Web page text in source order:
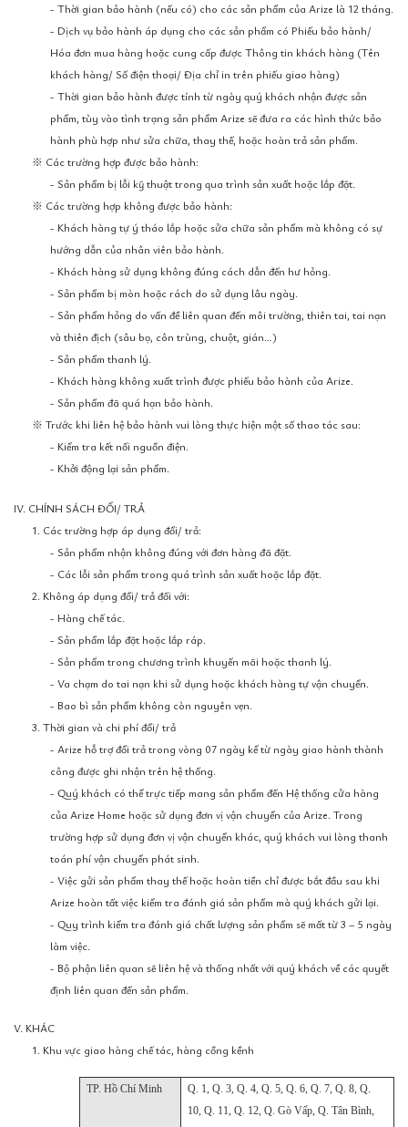
- Thời gian bảo hành (nếu có) cho các sản phẩm của Arize là 12 tháng.
- Dịch vụ bảo hành áp dụng cho các sản phẩm có Phiếu bảo hành/
Hóa đơn mua hàng hoặc cung cấp được Thông tin khách hàng (Tên
khách hàng/ Số điện thoại/ Địa chỉ in trên phiếu giao hàng)
- Thời gian bảo hành được tính từ ngày quý khách nhận được sản
phẩm, tùy vào tình trạng sản phẩm Arize sẽ đưa ra các hình thức bảo
hành phù hợp như sửa chữa, thay thế, hoặc hoàn trả sản phẩm.
※ Các trường hợp được bảo hành:
- Sản phẩm bị lỗi kỹ thuật trong qua trình sản xuất hoặc lắp đặt.
※ Các trường hợp không được bảo hành:
- Khách hàng tự ý tháo lắp hoặc sửa chữa sản phẩm mà không có sự
hướng dẫn của nhân viên bảo hành.
- Khách hàng sử dụng không đúng cách dẫn đến hư hỏng.
- Sản phẩm bị mòn hoặc rách do sử dụng lâu ngày.
- Sản phẩm hỏng do vấn đề liên quan đến môi trường, thiên tai, tai nạn
và thiên địch (sâu bọ, côn trùng, chuột, gián…)
- Sản phẩm thanh lý.
- Khách hàng không xuất trình được phiếu bảo hành của Arize.
- Sản phẩm đã quá hạn bảo hành.
※ Trước khi liên hệ bảo hành vui lòng thực hiện một số thao tác sau:
- Kiểm tra kết nối nguồn điện.
- Khởi động lại sản phẩm.
IV. CHÍNH SÁCH ĐỔI/ TRẢ
1. Các trường hợp áp dụng đổi/ trả:
- Sản phẩm nhận không đúng với đơn hàng đã đặt.
- Các lỗi sản phẩm trong quá trình sản xuất hoặc lắp đặt.
2. Không áp dụng đổi/ trả đối với:
- Hàng chế tác.
- Sản phẩm lắp đặt hoặc lắp ráp.
- Sản phẩm trong chương trình khuyến mãi hoặc thanh lý.
- Va chạm do tai nạn khi sử dụng hoặc khách hàng tự vận chuyển.
- Bao bì sản phẩm không còn nguyên vẹn.
3. Thời gian và chi phí đổi/ trả
- Arize hỗ trợ đổi trả trong vòng 07 ngày kể từ ngày giao hành thành
công được ghi nhận trên hệ thống.
- Quý khách có thể trực tiếp mang sản phẩm đến Hệ thống cửa hàng
của Arize Home hoặc sử dụng đơn vị vận chuyển của Arize. Trong
trường hợp sử dụng đơn vị vận chuyển khác, quý khách vui lòng thanh
toán phí vận chuyển phát sinh.
- Việc gửi sản phẩm thay thế hoặc hoàn tiền chỉ được bắt đầu sau khi
Arize hoàn tất việc kiểm tra đánh giá sản phẩm mà quý khách gửi lại.
- Quy trình kiểm tra đánh giá chất lượng sản phẩm sẽ mất từ 3 – 5 ngày
làm việc.
- Bộ phận liên quan sẽ liên hệ và thống nhất với quý khách về các quyết
định liên quan đến sản phẩm.
V. KHÁC
1. Khu vực giao hàng chế tác, hàng cồng kềnh
TP. Hồ Chí Minh
Q. 1, Q. 3, Q. 4, Q. 5, Q. 6, Q. 7, Q. 8, Q.
10, Q. 11, Q. 12, Q. Gò Vấp, Q. Tân Bình,